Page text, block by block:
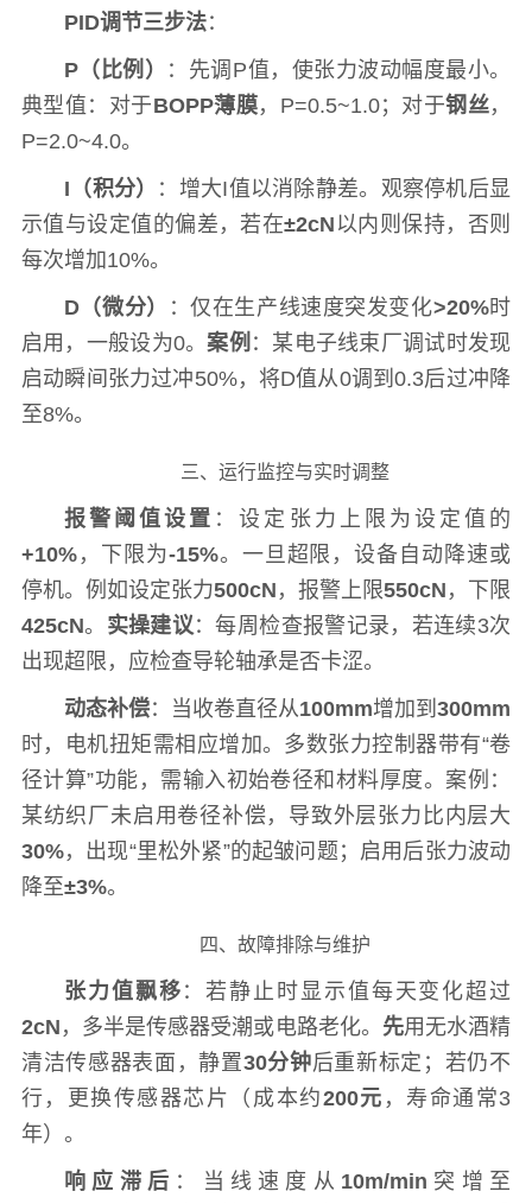
PID调节三步法：
P（比例）
：先调P值，使张力波动幅度最小。
典型值：对于BOPP薄膜，P=0.5~1.0；对于钢丝，
P=2.0~4.0。
I（积分）
：增大I值以消除静差。观察停机后显
示值与设定值的偏差，若在±2cN 以内则保持，否则
每次增加10%。
D（微分）
：仅在生产线速度突发变化>20%时
启用，一般设为0。案例 ：某电子线束厂调试时发现
启动瞬间张力过冲50%，将D值从0调到0.3后过冲降
至8%。
三、运行监控与实时调整
报警阈值设置 ：设定张力上限为设定值的
+10%，下限为-15%。一旦超限，设备自动降速或
停机。例如设定张力500cN ，报警上限550cN ，下限
425cN。 实操建议：每周检查报警记录，若连续3次
出现超限，应检查导轮轴承是否卡涩。
动态补偿：当收卷直径从100mm增加到300mm
时，电机扭矩需相应增加。多数张力控制器带有“卷
径计算”功能，需输入初始卷径和材料厚度。案例：
某纺织厂未启用卷径补偿，导致外层张力比内层大
30%，出现“里松外紧”的起皱问题；启用后张力波动
降至±3%。
四、故障排除与维护
张力值飘移 ：若静止时显示值每天变化超过
2cN ，多半是传感器受潮或电路老化。 先用无水酒精
清洁传感器表面，静置30分钟后重新标定；若仍不
行，更换传感器芯片（成本约200元 ，寿命通常3
年）。
响应滞后 ：当线速度从 10m/min 突增至